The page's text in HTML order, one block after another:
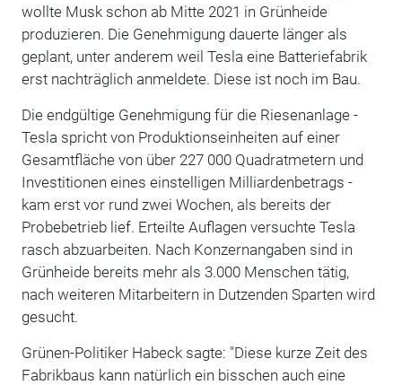
wollte Musk schon ab Mitte 2021 in Grünheide
produzieren. Die Genehmigung dauerte länger als
geplant, unter anderem weil Tesla eine Batteriefabrik
erst nachträglich anmeldete. Diese ist noch im Bau.
Die endgültige Genehmigung für die Riesenanlage -
Tesla spricht von Produktionseinheiten auf einer
Gesamtfläche von über 227 000 Quadratmetern und
Investitionen eines einstelligen Milliardenbetrags -
kam erst vor rund zwei Wochen, als bereits der
Probebetrieb lief. Erteilte Auflagen versuchte Tesla
rasch abzuarbeiten. Nach Konzernangaben sind in
Grünheide bereits mehr als 3.000 Menschen tätig,
nach weiteren Mitarbeitern in Dutzenden Sparten wird
gesucht.
Grünen-Politiker Habeck sagte: "Diese kurze Zeit des
Fabrikbaus kann natürlich ein bisschen auch eine